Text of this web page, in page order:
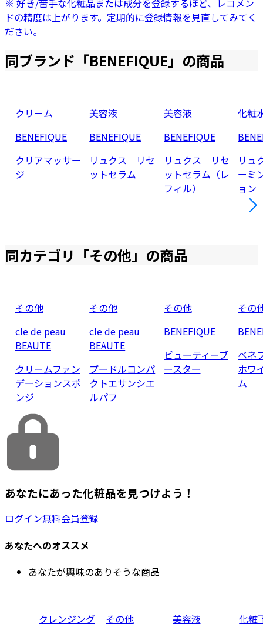
※ 好き/苦手な化粧品または成分を登録するほど、レコメン
ドの精度は上がります。定期的に登録情報を見直してみてく
ださい。
同ブランド「BENEFIQUE」の商品
クリーム
BENEFIQUE
クリアマッサー
ジ
美容液
BENEFIQUE
リュクス リセ
ットセラム
美容液
BENEFIQUE
リュクス リセ
ットセラム（レ
フィル）
化粧
リュ
ーミ
ョン
同カテゴリ「その他」の商品
その他
cle de peau
BEAUTE
クリームファン
デーションスポ
ンジ
その他
cle de peau
BEAUTE
プードルコンパ
クトエサンシエ
ルパフ
その他
BENEFIQUE
ビューティーブ
ースター
その
ベネ
ホワ
ム
あなたにあった化粧品を見つけよう！
ログイン無料会員登録
あなたへのオススメ
あなたが興味のありそうな商品
クレンジング
その他
美容液
化粧